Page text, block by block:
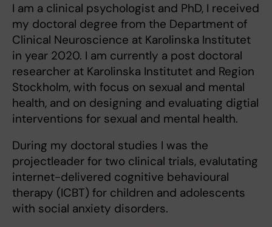
I am a clinical psychologist and PhD, I received
my doctoral degree from the Department of
Clinical Neuroscience at Karolinska Institutet
in year 2020. I am currently a post doctoral
researcher at Karolinska Institutet and Region
Stockholm, with focus on sexual and mental
health, and on designing and evaluating digtial
interventions for sexual and mental health.
During my doctoral studies I was the
projectleader for two clinical trials, evalutating
internet-delivered cognitive behavioural
therapy (ICBT) for children and adolescents
with social anxiety disorders.